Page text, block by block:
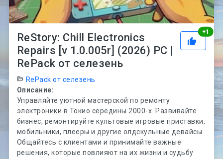
+1
ReStory: Chill Electronics
Repairs [v 1.0.005r] (2026) PC |
RePack от селезень
RePack от селезень
Описание:
Управляйте уютной мастерской по ремонту
электроники в Токио середины 2000-х. Развивайте
бизнес, ремонтируйте культовые игровые приставки,
мобильники, плееры и другие олдскульные девайсы.
Общайтесь с клиентами и принимайте важные
решения, которые повлияют на их жизни и судьбу